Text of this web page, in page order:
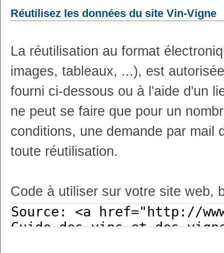
Réutilisez les données du site Vin-Vigne
La réutilisation au format
images, tableaux, ...), est
fourni ci-dessous ou à l'aide d'un
ne peut se faire que pour un
conditions, une demande par mail
toute réutilisation.
Code à utiliser sur votre site web,